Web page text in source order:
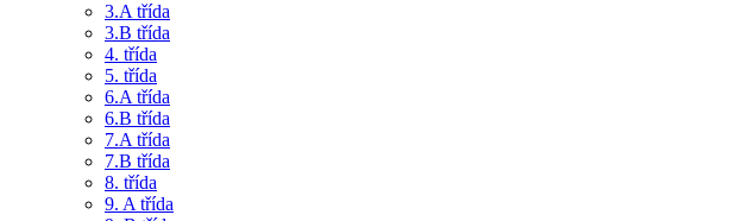
3.A třída
3.B třída
4. třída
5. třída
6.A třída
6.B třída
7.A třída
7.B třída
8. třída
9. A třída